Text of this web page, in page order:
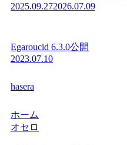
2025.09.272026.07.09
Egaroucid 6.3.0公開
2023.07.10
hasera
ホーム
オセロ